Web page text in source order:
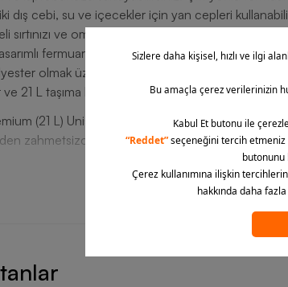
dış cebi, su ve içecekler için yan cepleri
sırtınızı ve omuzlarınızı rahat ettirir. Üst tarafa
fermuar uçları fermuarlı gözleri kolayca
olmak üzere %100 polyester fiberden
21 L taşıma kapasitesi sunar. Ürünün bakımı
(21 L) Unisex Sırt Çantasına ve aradığınız
zahmetsizce ulaşabilir ve beğendiğiniz çanta
Tümünü göster